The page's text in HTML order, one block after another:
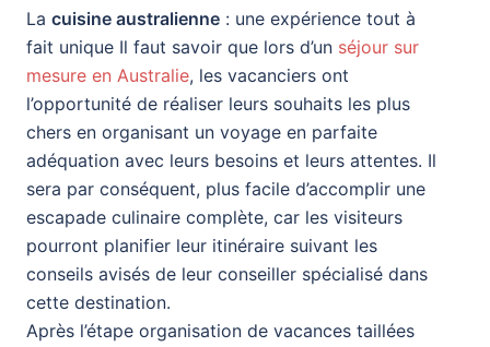
Lacuisine australienne : une expérience tout à
fait unique Il faut savoir que lors d’un séjour sur
mesure en Australie, les vacanciers ont
l’opportunité de réaliser leurs souhaits les plus
chers en organisant un voyage en parfaite
adéquation avec leurs besoins et leurs attentes. Il
sera par conséquent, plus facile d’accomplir une
escapade culinaire complète, car les visiteurs
pourront planifier leur itinéraire suivant les
conseils avisés de leur conseiller spécialisé dans
cette destination.
Après l’étape organisation de vacances taillées